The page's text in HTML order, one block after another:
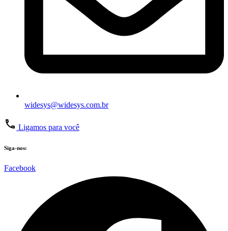
widesys@widesys.com.br
Ligamos para você
Siga-nos:
Facebook